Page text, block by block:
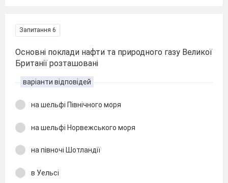
Запитання 6
Основні поклади нафти та природного газу Великої
Британії розташовані
варіанти відповідей
на шельфі Північного моря
на шельфі Норвежського моря
на півночі Шотландії
в Уельсі